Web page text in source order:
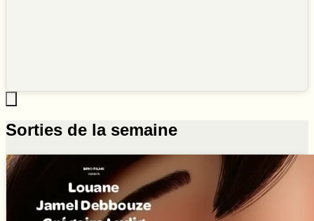
Sorties de la semaine